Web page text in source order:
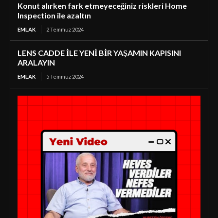
Konut alırken fark etmeyeceğiniz riskleri Home
Inspection ile azaltın
EMLAK 2 Temmuz 2024
LENS CADDE İLE YENİ BİR YAŞAMIN KAPISINI
ARALAYIN
EMLAK 5 Temmuz 2024